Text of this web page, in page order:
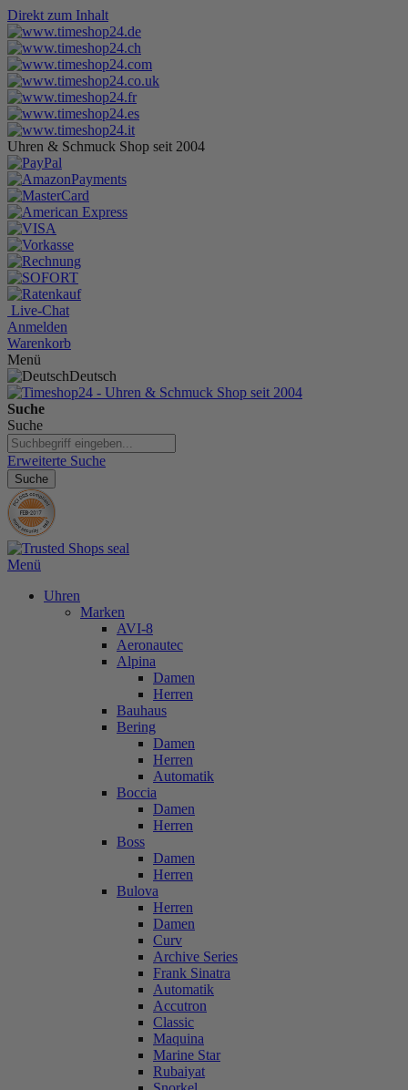
Direkt zum Inhalt
Uhren & Schmuck Shop seit 2004
Live-Chat
Anmelden
Warenkorb
Menü
Deutsch
Suche
Suche
Erweiterte Suche
Suche
Menü
Uhren
Marken
AVI-8
Aeronautec
Alpina
Damen
Herren
Bauhaus
Bering
Damen
Herren
Automatik
Boccia
Damen
Herren
Boss
Damen
Herren
Bulova
Herren
Damen
Curv
Archive Series
Frank Sinatra
Automatik
Accutron
Classic
Maquina
Marine Star
Rubaiyat